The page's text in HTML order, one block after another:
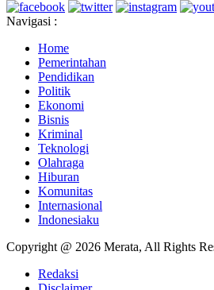
Navigasi :
Home
Pemerintahan
Pendidikan
Politik
Ekonomi
Bisnis
Kriminal
Teknologi
Olahraga
Hiburan
Komunitas
Internasional
Indonesiaku
Copyright @ 2026 Merata, All Rights
Redaksi